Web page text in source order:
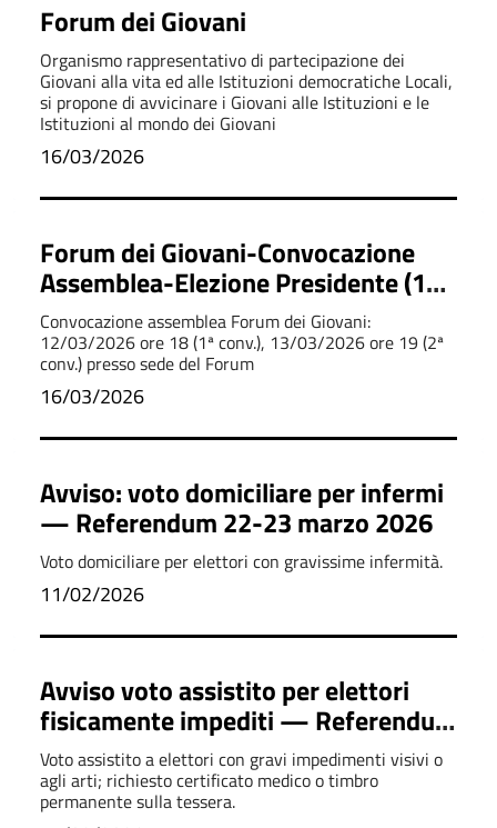
Forum dei Giovani
Organismo rappresentativo di partecipazione dei
Giovani alla vita ed alle Istituzioni democratiche Locali,
si propone di avvicinare i Giovani alle Istituzioni e le
Istituzioni al mondo dei Giovani
16/03/2026
Forum dei Giovani-Convocazione
Assemblea-Elezione Presidente (12-
13 marzo 2026)
Convocazione assemblea Forum dei Giovani:
12/03/2026 ore 18 (1ª conv.), 13/03/2026 ore 19 (2ª
conv.) presso sede del Forum
16/03/2026
Avviso: voto domiciliare per infermi
— Referendum 22-23 marzo 2026
Voto domiciliare per elettori con gravissime infermità.
11/02/2026
Avviso voto assistito per elettori
fisicamente impediti — Referendum
22 e 23 marzo 2026
Voto assistito a elettori con gravi impedimenti visivi o
agli arti; richiesto certificato medico o timbro
permanente sulla tessera.